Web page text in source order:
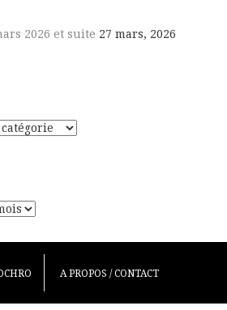
2026 et suite 27 mars, 2026
A PROPOS / CONTACT